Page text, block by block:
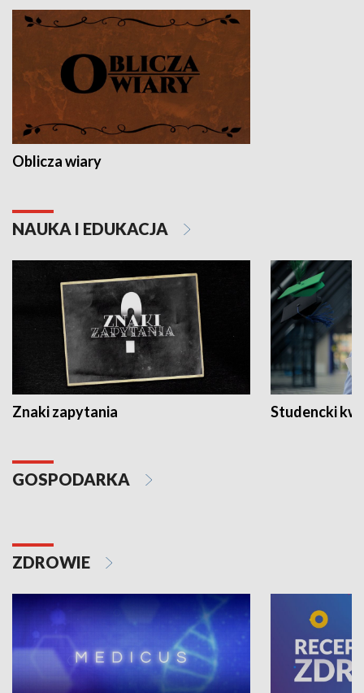
Oblicza wiary
NAUKA I EDUKACJA
Znaki zapytania Studencki
GOSPODARKA
ZDROWIE